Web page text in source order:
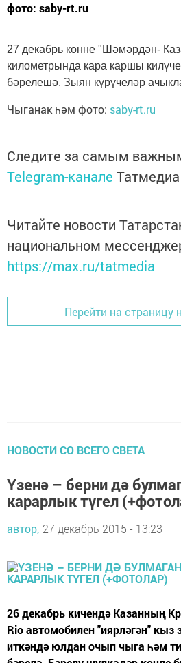
фото: saby-rt.ru
27 декабрь көнне "Шәмәрдән-
километрында кара каршы
бәрелешә. Зыян күрүчеләр
Чыганак һәм фото: saby-rt.ru
Следите за самым
Telegram-канале Татмедиа
Читайте новости
национальном
https://max.ru/tatmedia
Перейти на страницу
НОВОСТИ СО ВСЕГО СВЕТА
Үзенә – берни дә
карарлык түгел
автор, 27 декабрь 2015 - 13:23
26 декабрь кичендә Казанның
Rio автомобилен "иярләгән" кыз
иткәндә юлдан очып чыга һәм